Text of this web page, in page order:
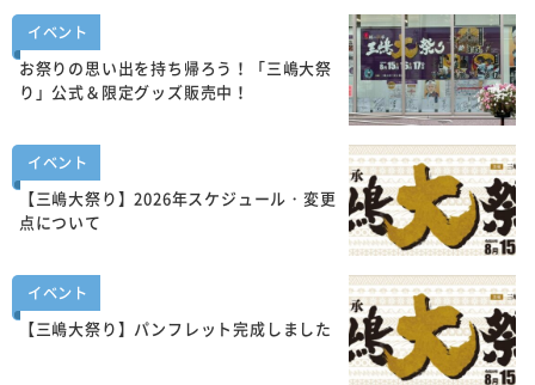
イベント
お祭りの思い出を持ち帰ろう！「三嶋大祭
り」公式＆限定グッズ販売中！
イベント
【三嶋大祭り】2026年スケジュール・変更
点について
イベント
【三嶋大祭り】パンフレット完成しました